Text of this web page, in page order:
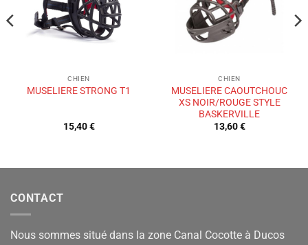
CHIEN
MUSELIERE STRONG T1
15,40€
CHIEN
MUSELIERE CAOUTCHOUC
XS NOIR/ROUGE STYLE
BASKERVILLE
13,60€
CONTACT
Nous sommes situé dans la zone Canal Cocotte à Ducos